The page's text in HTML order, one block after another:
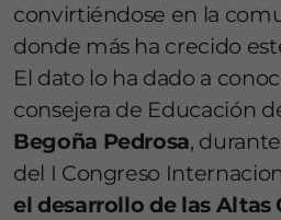
convirtiéndose en la
donde más ha crecido
El dato lo ha dado a
consejera de Educación
Begoña Pedrosa,
del I Congreso
el desarrollo de las Altas